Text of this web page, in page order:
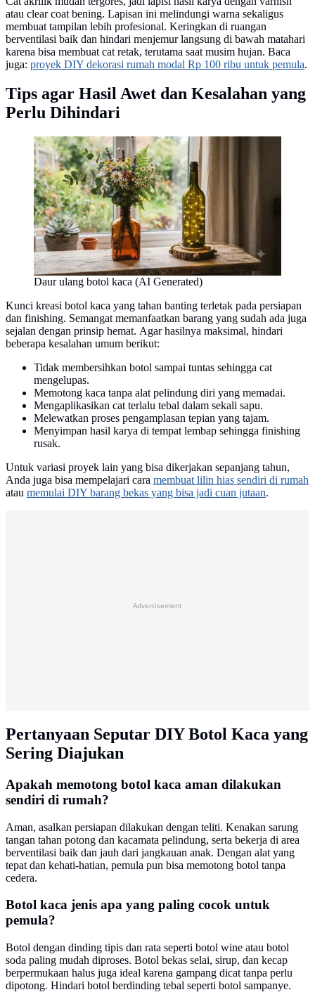
atau clear coat bening. Lapisan ini melindungi warna sekaligus
membuat tampilan lebih profesional. Keringkan di ruangan
berventilasi baik dan hindari menjemur langsung di bawah matahari
karena bisa membuat cat retak, terutama saat musim hujan. Baca
juga: proyek DIY dekorasi rumah modal Rp 100 ribu untuk pemula.
Tips agar Hasil Awet dan Kesalahan yang
Perlu Dihindari
Daur ulang botol kaca (AI Generated)
Kunci kreasi botol kaca yang tahan banting terletak pada persiapan
dan finishing. Semangat memanfaatkan barang yang sudah ada juga
sejalan dengan prinsip hemat. Agar hasilnya maksimal, hindari
beberapa kesalahan umum berikut:
Tidak membersihkan botol sampai tuntas sehingga cat
mengelupas.
Memotong kaca tanpa alat pelindung diri yang memadai.
Mengaplikasikan cat terlalu tebal dalam sekali sapu.
Melewatkan proses pengamplasan tepian yang tajam.
Menyimpan hasil karya di tempat lembap sehingga finishing
rusak.
Untuk variasi proyek lain yang bisa dikerjakan sepanjang tahun,
Anda juga bisa mempelajari cara membuat lilin hias sendiri di rumah
atau memulai DIY barang bekas yang bisa jadi cuan jutaan.
Advertisement
Pertanyaan Seputar DIY Botol Kaca yang
Sering Diajukan
Apakah memotong botol kaca aman dilakukan
sendiri di rumah?
Aman, asalkan persiapan dilakukan dengan teliti. Kenakan sarung
tangan tahan potong dan kacamata pelindung, serta bekerja di area
berventilasi baik dan jauh dari jangkauan anak. Dengan alat yang
tepat dan kehati-hatian, pemula pun bisa memotong botol tanpa
cedera.
Botol kaca jenis apa yang paling cocok untuk
pemula?
Botol dengan dinding tipis dan rata seperti botol wine atau botol
soda paling mudah diproses. Botol bekas selai, sirup, dan kecap
berpermukaan halus juga ideal karena gampang dicat tanpa perlu
dipotong. Hindari botol berdinding tebal seperti botol sampanye.